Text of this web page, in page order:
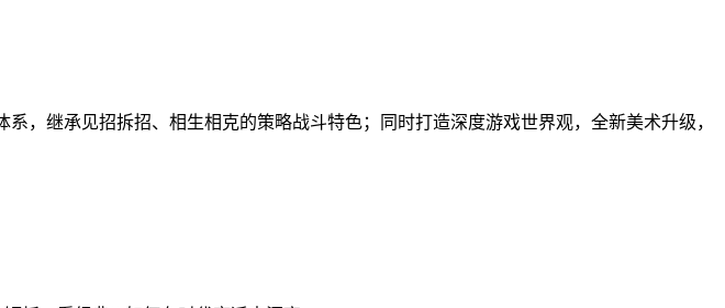
，继承见招拆招、相生相克的策略战斗特色；同时打造深度游戏世界观，全新美术升级，